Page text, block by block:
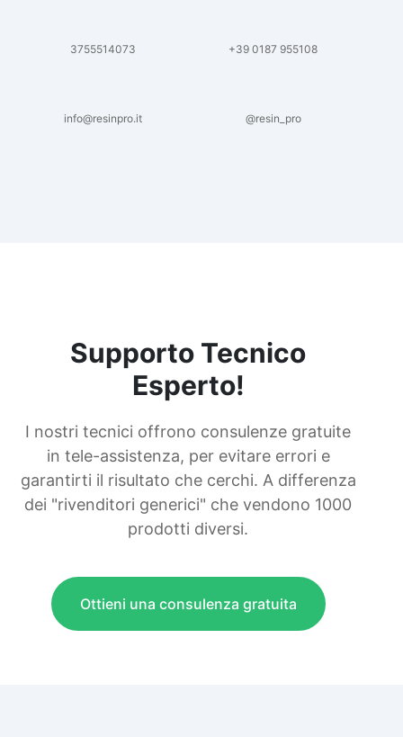
3755514073 +39 0187 955108
info@resinpro.it @resin_pro
Supporto Tecnico
Esperto!
I nostri tecnici offrono consulenze gratuite
in tele-assistenza, per evitare errori e
garantirti il risultato che cerchi. A differenza
dei "rivenditori generici" che vendono 1000
prodotti diversi.
Ottieni una consulenza gratuita